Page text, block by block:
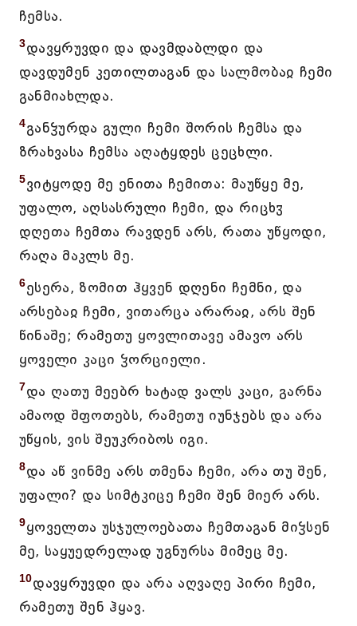
ჩემსა.
3დავყრუვდი და დავმდაბლდი და
დავდუმენ კეთილთაგან და სალმობაჲ ჩემი
განმიახლდა.
4განჴურდა გული ჩემი შორის ჩემსა და
ზრახვასა ჩემსა აღატყდეს ცეცხლი.
5ვიტყოდე მე ენითა ჩემითა: მაუწყე მე,
უფალო, აღსასრული ჩემი, და რიცხჳ
დღეთა ჩემთა რავდენ არს, რათა უწყოდი,
რაღა მაკლს მე.
6ესერა, ზომით ჰყვენ დღენი ჩემნი, და
არსებაჲ ჩემი, ვითარცა არარაჲ, არს შენ
წინაშე; რამეთუ ყოვლითავე ამავო არს
ყოველი კაცი ჴორციელი.
7და ღათუ მეებრ ხატად ვალს კაცი, გარნა
ამაოდ შფოთებს, რამეთუ იუნჯებს და არა
უწყის, ვის შეუკრიბოს იგი.
8და აწ ვინმე არს თმენა ჩემი, არა თუ შენ,
უფალი? და სიმტკიცე ჩემი შენ მიერ არს.
9ყოველთა უსჯულოებათა ჩემთაგან მიჴსენ
მე, საყუედრელად უგნურსა მიმეც მე.
10დავყრუვდი და არა აღვაღე პირი ჩემი,
რამეთუ შენ ჰყავ.